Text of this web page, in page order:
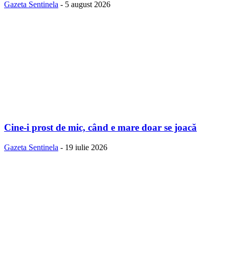
Gazeta Sentinela - 5 august 2026
Cine-i prost de mic, când e mare doar se joacă
Gazeta Sentinela - 19 iulie 2026